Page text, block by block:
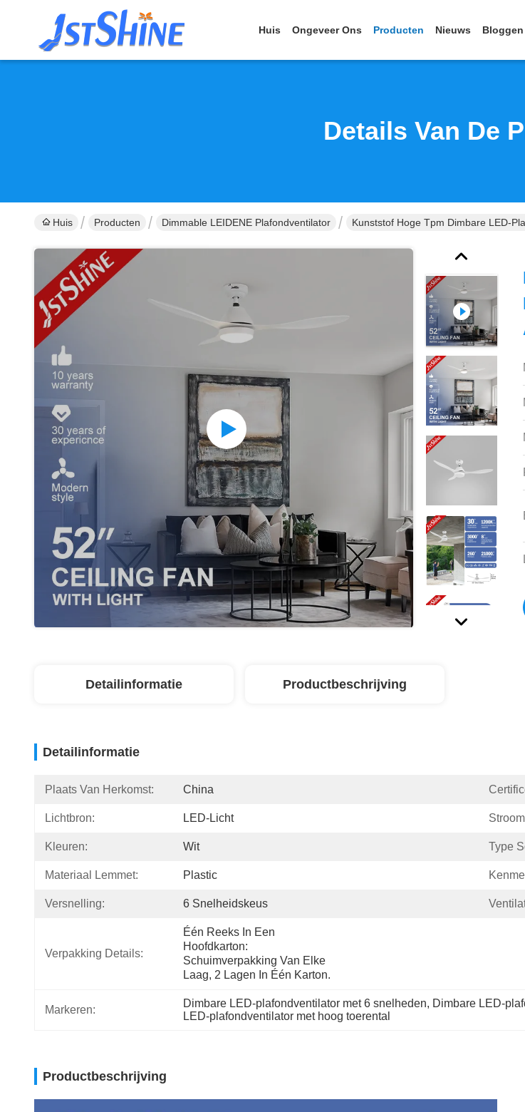
Huis Ongeveer Ons Producten Nieuws Bloggen
Details Van De
Huis Producten Dimmable LEIDENE Plafondventilator Kunststof Hoge Tpm Dimbare LED-
Detailinformatie Productbeschrijving
Detailinformatie
Plaats Van Herkomst: China
Lichtbron: LED-Licht
Kleuren: Wit Type
Materiaal Lemmet: Plastic
Versnelling: 6 Snelheidskeus
Verpakking Details:
Één Reeks In Een
Hoofdkarton:
Schuimverpakking Van Elke
Laag, 2 Lagen In Één Karton.
Markeren:
Dimbare LED-plafondventilator met 6 snelheden, Dimbare LED-
LED-plafondventilator met hoog toerental
Productbeschrijving